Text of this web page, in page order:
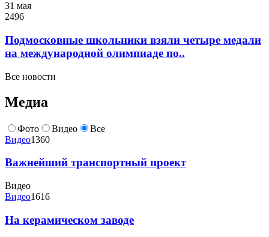
31 мая
2496
Подмосковные школьники взяли четыре медали
на международной олимпиаде по..
Все новости
Медиа
Фото Видео
Все
Видео1360
Важнейший транспортный проект
Видео
Видео1616
На керамическом заводе